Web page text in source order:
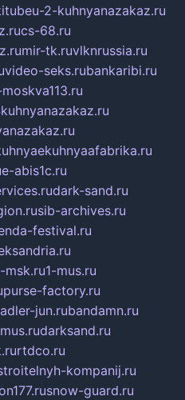
2-kuhnyanazakaz.ru
cs-68.ru
mir-tk.ruvlknrussia.ru
video-seks.rubankaribi.ru
e-abis1c.ru
dark-sand.ru
sib-archives.ru
festival.ru
msk.ru1-mus.ru
purse-factory.ru
adler-jun.rubandamn.ru
darksand.ru
rtdco.ru
kompanij.ru
snow-guard.ru